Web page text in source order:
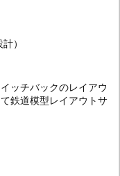
）
ッチバックのレイアウ
鉄道模型レイアウトサ